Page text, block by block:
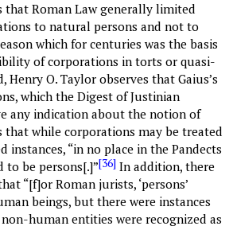
that Roman Law generally limited
to natural persons and not to
which for centuries was the basis
of corporations in torts or quasi-
Henry O. Taylor observes that Gaius’s
which the Digest of Justinian
any indication about the notion of
that while corporations may be treated
instances, “in no place in the Pandects
to be persons[.]”[36] In addition, there
“[f]or Roman jurists, ‘persons’
beings, but there were instances
human entities were recognized as